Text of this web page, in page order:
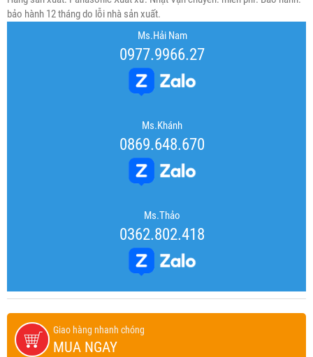
bảo hành 12 tháng do lỗi nhà sản xuất.
Ms.Hải Nam
0977.9966.27
Ms.Khánh
0869.648.670
Ms.Thảo
0362.802.418
Giao hàng nhanh chóng
MUA NGAY